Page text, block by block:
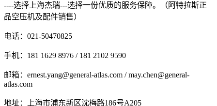
----选择上海杰瑞---选择一份优质的服务保障。（阿特拉斯正
品空压机及配件销售）
电话：021-50470825
手机：181 1629 8976 / 181 2102 9590
邮箱：ernest.yang@general-atlas.com / may.chen@general-
atlas.com
地址：上海市浦东新区沈梅路186号A205